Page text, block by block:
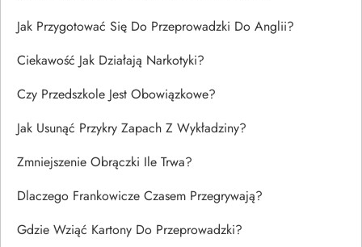
Jak Przygotować Się Do Przeprowadzki Do Anglii?
Ciekawość Jak Działają Narkotyki?
Czy Przedszkole Jest Obowiązkowe?
Jak Usunąć Przykry Zapach Z Wykładziny?
Zmniejszenie Obrączki Ile Trwa?
Dlaczego Frankowicze Czasem Przegrywają?
Gdzie Wziąć Kartony Do Przeprowadzki?